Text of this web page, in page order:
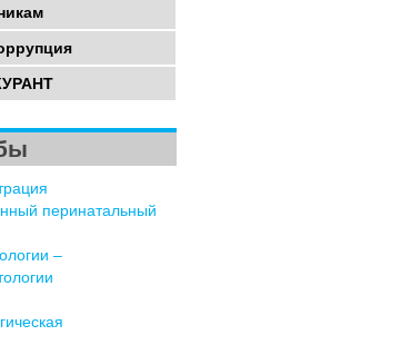
перинатальный
–